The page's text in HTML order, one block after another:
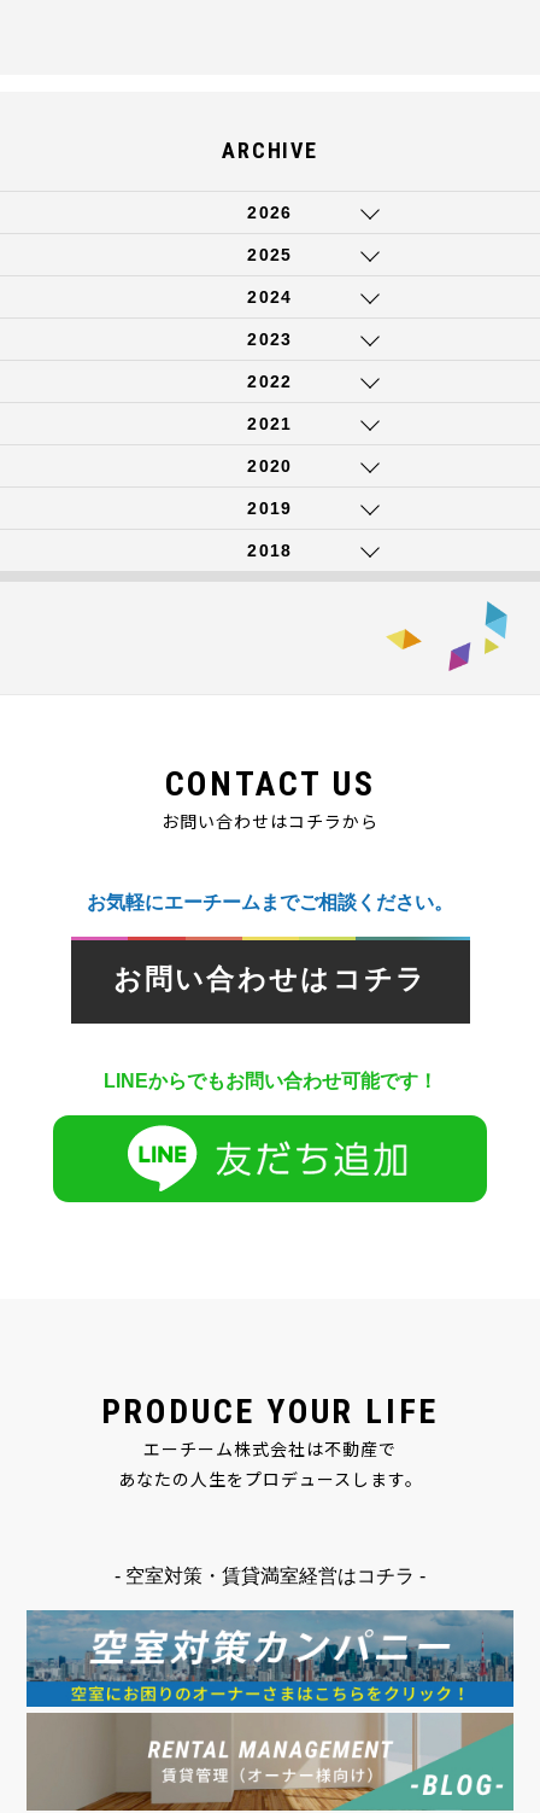
ARCHIVE
2026
2025
2024
2023
2022
2021
2020
2019
2018
CONTACT US
お問い合わせはコチラから
お気軽にエーチームまでご相談ください。
お問い合わせはコチラ
LINEからでもお問い合わせ可能です！
PRODUCE YOUR LIFE
エーチーム株式会社は不動産で
あなたの人生をプロデュースします。
- 空室対策・賃貸満室経営はコチラ -